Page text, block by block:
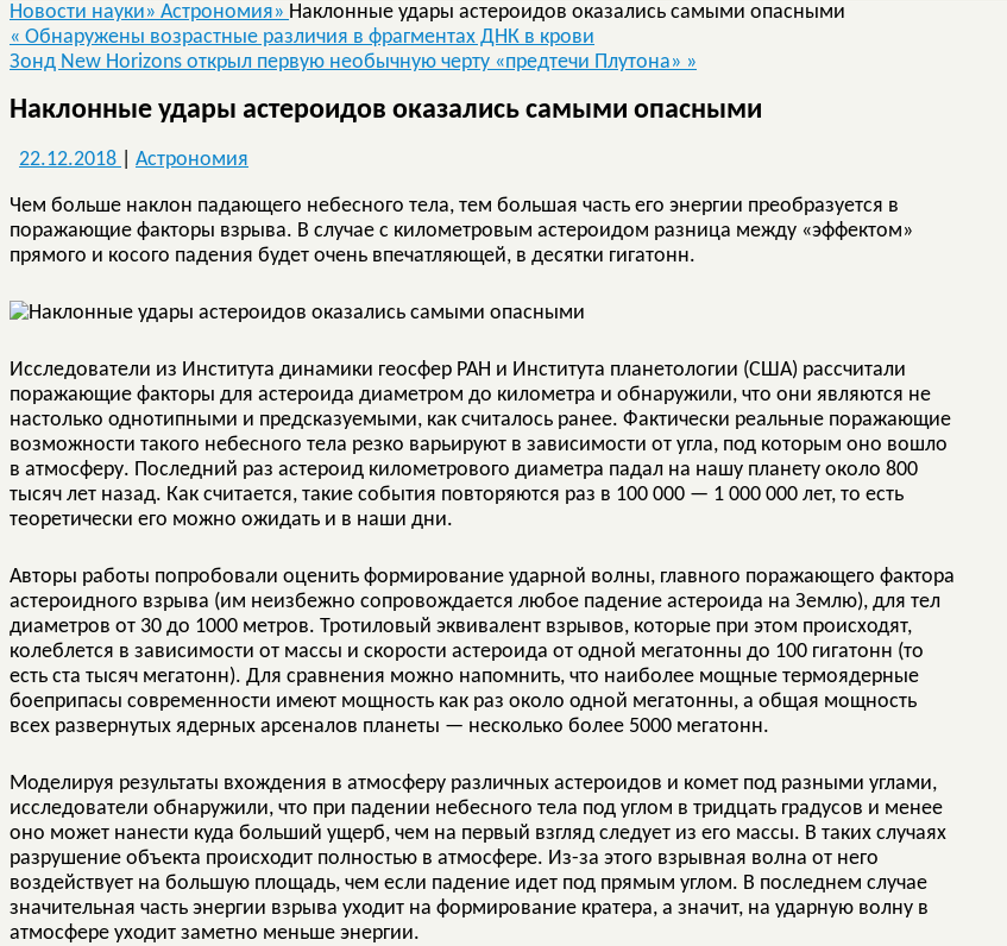
Новости науки» Астрономия» Наклонные удары астероидов оказались самыми опасными
« Обнаружены возрастные различия в фрагментах ДНК в крови
Зонд New Horizons открыл первую необычную черту «предтечи Плутона» »
Наклонные удары астероидов оказались самыми опасными
22.12.2018 Астрономия
Чем больше наклон падающего небесного тела, тем большая часть его энергии преобразуется в
поражающие факторы взрыва. В случае с километровым астероидом разница между «эффектом»
прямого и косого падения будет очень впечатляющей, в десятки гигатонн.
Исследователи из Института динамики геосфер РАН и Института планетологии (США) рассчитали
поражающие факторы для астероида диаметром до километра и обнаружили, что они являются не
настолько однотипными и предсказуемыми, как считалось ранее. Фактически реальные поражающие
возможности такого небесного тела резко варьируют в зависимости от угла, под которым оно вошло
в атмосферу. Последний раз астероид километрового диаметра падал на нашу планету около 800
тысяч лет назад. Как считается, такие события повторяются раз в 100 000 — 1 000 000 лет, то есть
теоретически его можно ожидать и в наши дни.
Авторы работы попробовали оценить формирование ударной волны, главного поражающего фактора
астероидного взрыва (им неизбежно сопровождается любое падение астероида на Землю), для тел
диаметров от 30 до 1000 метров. Тротиловый эквивалент взрывов, которые при этом происходят,
колеблется в зависимости от массы и скорости астероида от одной мегатонны до 100 гигатонн (то
есть ста тысяч мегатонн). Для сравнения можно напомнить, что наиболее мощные термоядерные
боеприпасы современности имеют мощность как раз около одной мегатонны, а общая мощность
всех развернутых ядерных арсеналов планеты — несколько более 5000 мегатонн.
Моделируя результаты вхождения в атмосферу различных астероидов и комет под разными углами,
исследователи обнаружили, что при падении небесного тела под углом в тридцать градусов и менее
оно может нанести куда больший ущерб, чем на первый взгляд следует из его массы. В таких случаях
разрушение объекта происходит полностью в атмосфере. Из-за этого взрывная волна от него
воздействует на большую площадь, чем если падение идет под прямым углом. В последнем случае
значительная часть энергии взрыва уходит на формирование кратера, а значит, на ударную волну в
атмосфере уходит заметно меньше энергии.